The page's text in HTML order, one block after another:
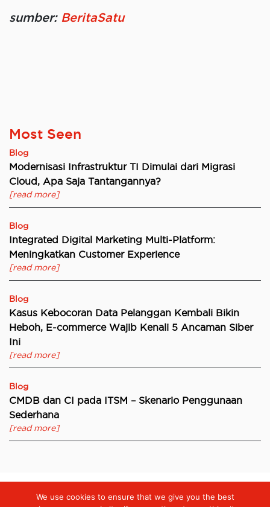
sumber: BeritaSatu
Most Seen
Blog
Modernisasi Infrastruktur TI Dimulai dari Migrasi
Cloud, Apa Saja Tantangannya?
[read more]
Blog
Integrated Digital Marketing Multi-Platform:
Meningkatkan Customer Experience
[read more]
Blog
Kasus Kebocoran Data Pelanggan Kembali Bikin
Heboh, E-commerce Wajib Kenali 5 Ancaman Siber
Ini
[read more]
Blog
CMDB dan CI pada ITSM – Skenario Penggunaan
Sederhana
[read more]
We use cookies to ensure that we give you the best